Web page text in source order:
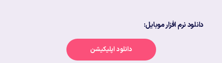
دانلود نرم افزار موبایل:
دانلود اپلیکیشن